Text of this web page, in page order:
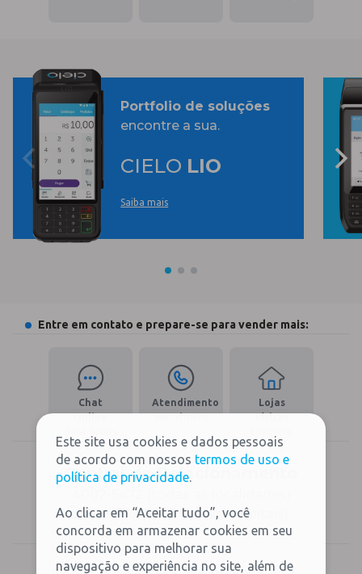
Portfolio de soluções
encontre a sua.
CIELO LIO
Saiba mais
Entre em contato e prepare-se para vender mais:
Chat
Online
Atendimento
Ver número
Lojas
Físicas
Central de Relacionamento
0800-579-8472 (exceto capitais)
Este site usa cookies e dados pessoais
de acordo com nossos termos de uso e
política de privacidade.
Ao clicar em “Aceitar tudo”, você
concorda em armazenar cookies em seu
dispositivo para melhorar sua
navegação e experiência no site, além de